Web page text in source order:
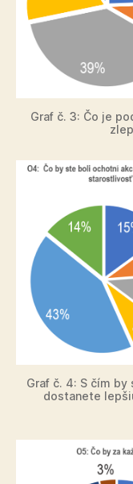
Graf č. 3: Čo je
Graf č. 4: S čím
dostanete